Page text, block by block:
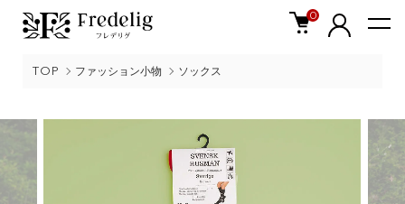
0
TOP ファッション小物 ソックス